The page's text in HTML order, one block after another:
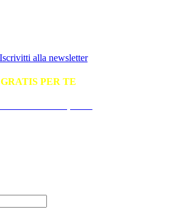
GRATIS PER TE